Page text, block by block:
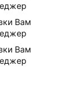
Вам
Вам